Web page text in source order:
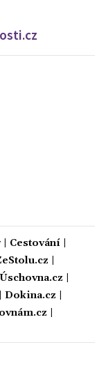
| Cestování|
Úschovna.cz
Dokina.cz